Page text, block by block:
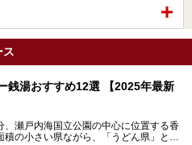
ス
銭湯おすすめ12選 【2025年最新
、瀬戸内海国立公園の中心に位置する香
積の小さい県ながら、「うどん県」とも